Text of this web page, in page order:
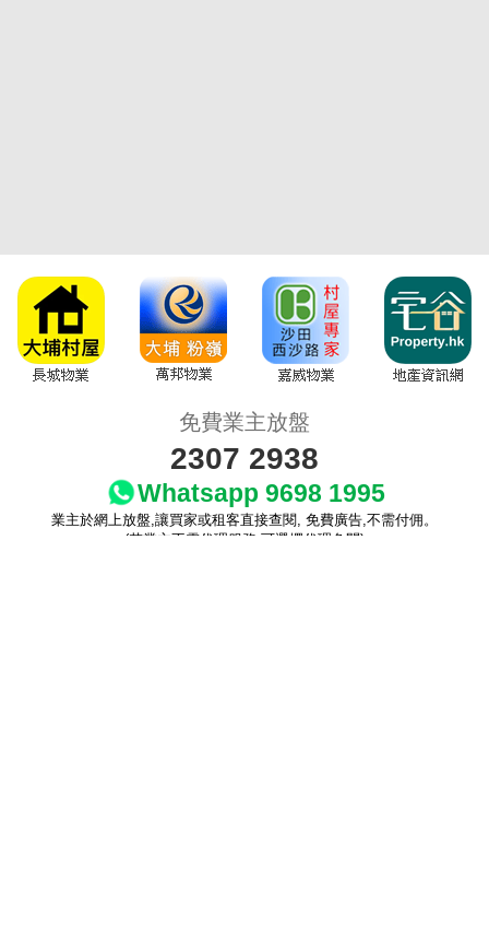
收
藏
免費業主放盤
2307 2938
Whatsapp 9698 1995
業主於網上放盤,讓買家或租客直接查閱, 免費廣告,不需付佣。
(若業主不需代理服務,可選擇代理免問)